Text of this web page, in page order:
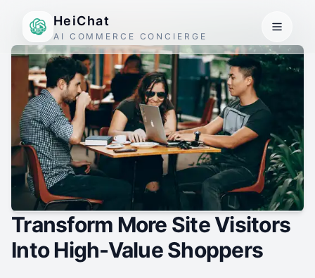
HeiChat
AI COMMERCE CONCIERGE
Transform More Site Visitors
Into High-Value Shoppers